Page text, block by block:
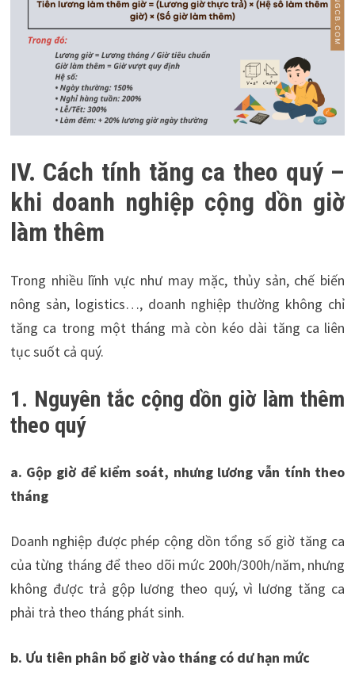
IV. Cách tính tăng ca theo quý –
khi doanh nghiệp cộng dồn giờ
làm thêm
Trong nhiều lĩnh vực như may mặc, thủy sản, chế biến
nông sản, logistics…, doanh nghiệp thường không chỉ
tăng ca trong một tháng mà còn kéo dài tăng ca liên
tục suốt cả quý.
1. Nguyên tắc cộng dồn giờ làm thêm
theo quý
a. Gộp giờ để kiểm soát, nhưng lương vẫn tính theo
tháng
Doanh nghiệp được phép cộng dồn tổng số giờ tăng ca
của từng tháng để theo dõi mức 200h/300h/năm, nhưng
không được trả gộp lương theo quý, vì lương tăng ca
phải trả theo tháng phát sinh.
b. Ưu tiên phân bổ giờ vào tháng có dư hạn mức